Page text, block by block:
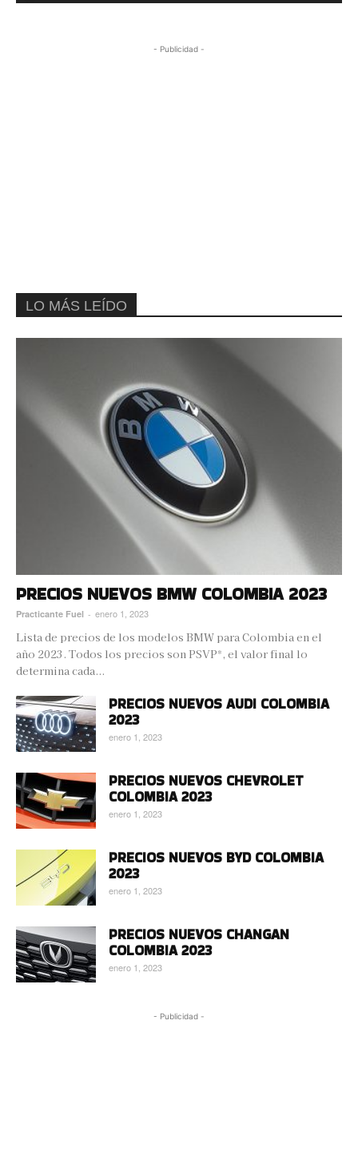
- Publicidad -
LO MÁS LEÍDO
PRECIOS NUEVOS BMW COLOMBIA 2023
Practicante Fuel - enero 1, 2023
Lista de precios de los modelos BMW para Colombia en el
año 2023. Todos los precios son PSVP*, el valor final lo
determina cada...
PRECIOS NUEVOS AUDI COLOMBIA
2023
enero 1, 2023
PRECIOS NUEVOS CHEVROLET
COLOMBIA 2023
enero 1, 2023
PRECIOS NUEVOS BYD COLOMBIA
2023
enero 1, 2023
PRECIOS NUEVOS CHANGAN
COLOMBIA 2023
enero 1, 2023
- Publicidad -